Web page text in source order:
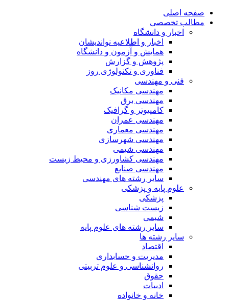
صفحه اصلی
مطالب تخصصی
اخبار و دانشگاه
اخبار و اطلاعیه نواندیشان
همایش و آزمون و دانشگاه
پژوهش و گزارش
فناوری و تکنولوژی روز
فنی و مهندسی
مهندسی مکانیک
مهندسی برق
کامپیوتر و گرافیک
مهندسی عمران
مهندسی معماری
مهندسی شهرسازی
مهندسی شیمی
مهندسی کشاورزی و محیط زیست
مهندسی صنایع
سایر رشته های مهندسی
علوم پایه و پزشکی
پزشکی
زیست شناسی
شیمی
سایر رشته های علوم پایه
سایر رشته ها
اقتصاد
مدیریت و حسابداری
روانشناسی و علوم تربیتی
حقوق
ادبیات
خانه و خانواده